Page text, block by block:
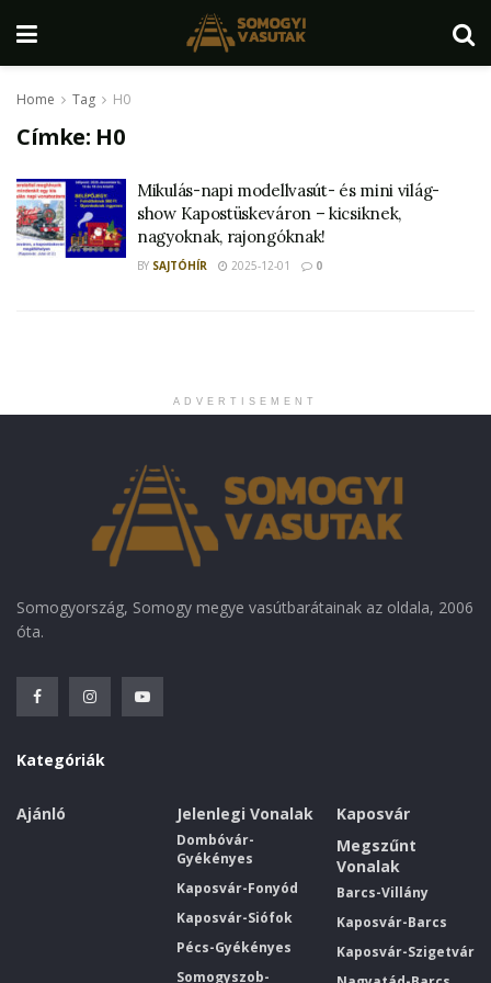
Home Tag H0
Címke: H0
Mikulás-napi modellvasút- és mini világ-
show Kapostüskeváron – kicsiknek,
nagyoknak, rajongóknak!
BY SAJTÓHÍR 2025-12-01 0
ADVERTISEMENT
Somogyország, Somogy megye vasútbarátainak az oldala, 2006
óta.
Kategóriák
Ajánló Jelenlegi Vonalak
Dombóvár-
Gyékényes
Kaposvár-Fonyód
Kaposvár-Siófok
Pécs-Gyékényes
Somogyszob-
Kaposvár
Megszűnt
Vonalak
Barcs-Villány
Kaposvár-Barcs
Kaposvár-Szigetvár